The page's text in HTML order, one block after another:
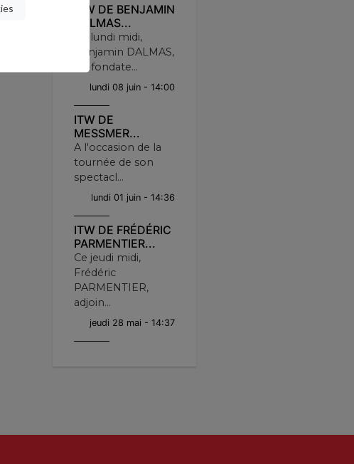
ITW DE BENJAMIN
DALMAS...
Ce lundi midi,
Benjamin DALMAS,
co-fondate...
lundi 08 juin - 14:00
ITW DE
MESSMER...
A l'occasion de la
tournée de son
spectacl...
lundi 01 juin - 14:36
ITW DE FRÉDÉRIC
PARMENTIER...
Ce jeudi midi,
Frédéric
PARMENTIER,
adjoin...
jeudi 28 mai - 14:37